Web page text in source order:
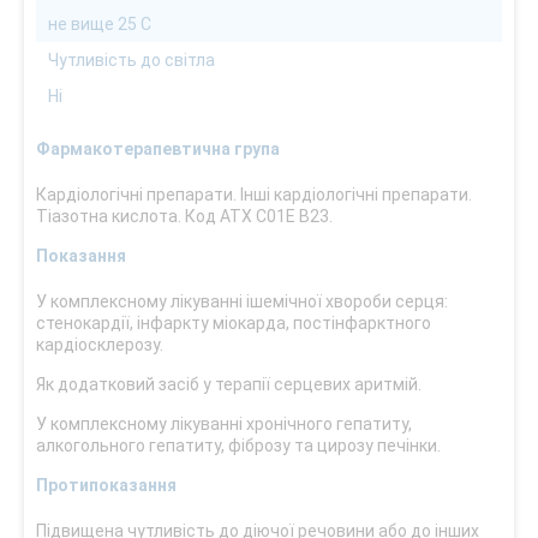
не вище 25 С
Чутливість до світла
Ні
Фармакотерапевтична група
Кардіологічні препарати. Інші кардіологічні препарати.
Тіазотна кислота. Код АТХ С01Е В23.
Показання
У комплексному лікуванні ішемічної хвороби серця:
стенокардії, інфаркту міокарда, постінфарктного
кардіосклерозу.
Як додатковий засіб у терапії серцевих аритмій.
У комплексному лікуванні хронічного гепатиту,
алкогольного гепатиту, фіброзу та цирозу печінки.
Протипоказання
Підвищена чутливість до діючої речовини або до інших